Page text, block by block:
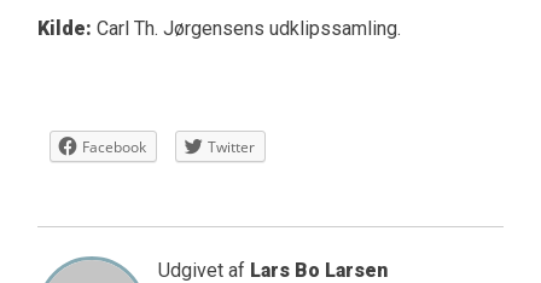
Kilde: Carl Th. Jørgensens udklipssamling.
Facebook Twitter
Udgivet af Lars Bo Larsen